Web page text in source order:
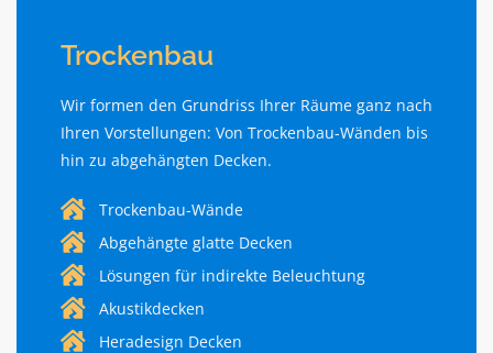
Trockenbau
Wir formen den Grundriss Ihrer Räume ganz nach
Ihren Vorstellungen: Von Trockenbau-Wänden bis
hin zu abgehängten Decken.
Trockenbau-Wände
Abgehängte glatte Decken
Lösungen für indirekte Beleuchtung
Akustikdecken
Heradesign Decken